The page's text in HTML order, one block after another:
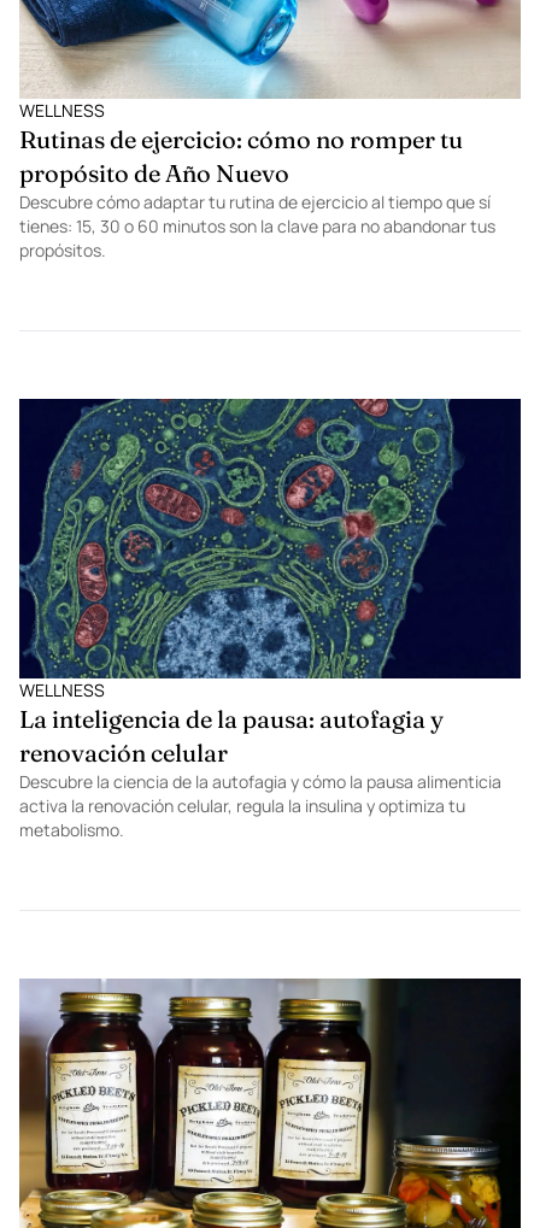
WELLNESS
Rutinas de ejercicio: cómo no romper tu
propósito de Año Nuevo
Descubre cómo adaptar tu rutina de ejercicio al tiempo que sí
tienes: 15, 30 o 60 minutos son la clave para no abandonar tus
propósitos.
WELLNESS
La inteligencia de la pausa: autofagia y
renovación celular
Descubre la ciencia de la autofagia y cómo la pausa alimenticia
activa la renovación celular, regula la insulina y optimiza tu
metabolismo.